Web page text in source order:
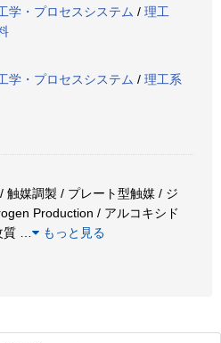
学・プロセスシステム / 理工
学・プロセスシステム / 理工系
触媒調製 / プレート型触媒 / ジ
Production / アルコキシド
質
もっと見る